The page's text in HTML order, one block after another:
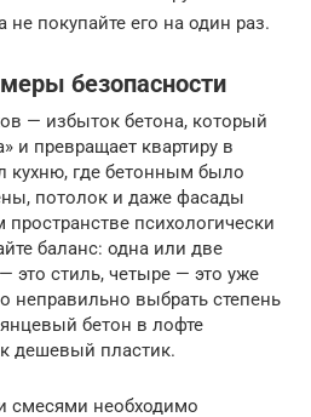
покупайте его на один раз.
безопасности
— избыток бетона, который
и превращает квартиру в
кухню, где бетонным было
потолок и даже фасады
пространстве психологически
баланс: одна или две
это стиль, четыре — это уже
неправильно выбрать степень
бетон в лофте
дешевый пластик.
смесями необходимо